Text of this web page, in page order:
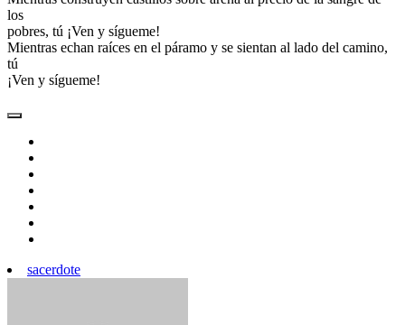
los
pobres, tú ¡Ven y sígueme!
Mientras echan raíces en el páramo y se sientan al lado del camino,
tú
¡Ven y sígueme!
sacerdote